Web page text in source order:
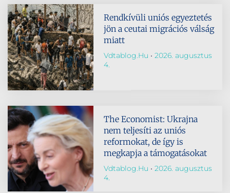
Rendkívüli uniós egyeztetés
jön a ceutai migrációs válság
miatt
Vdtablog.hu
2026. augusztus
4.
The Economist: Ukrajna
nem teljesíti az uniós
reformokat, de így is
megkapja a támogatásokat
Vdtablog.hu
2026. augusztus
4.